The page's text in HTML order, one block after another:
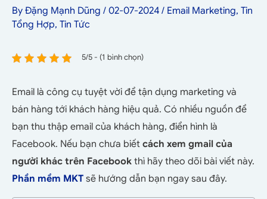
By Đặng Mạnh Dũng / 02-07-2024 / Email Marketing, Tin
Tổng Hợp, Tin Tức
5/5 - (1 bình chọn)
Email là công cụ tuyệt vời để tận dụng marketing và
bán hàng tới khách hàng hiệu quả. Có nhiều nguồn để
bạn thu thập email của khách hàng, điển hình là
Facebook. Nếu bạn chưa biết cách xem gmail của
người khác trên Facebook thì hãy theo dõi bài viết này.
Phần mềm MKT sẽ hướng dẫn bạn ngay sau đây.